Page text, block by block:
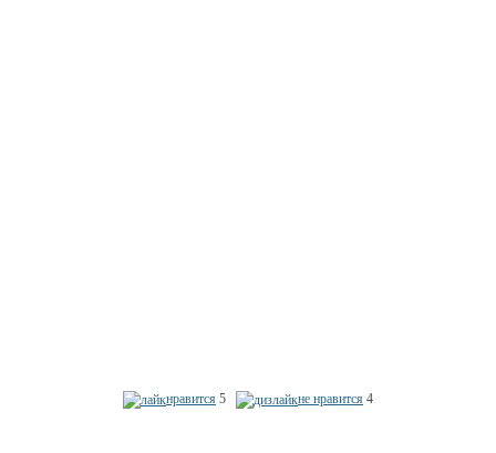
нравится 5 не нравится 4